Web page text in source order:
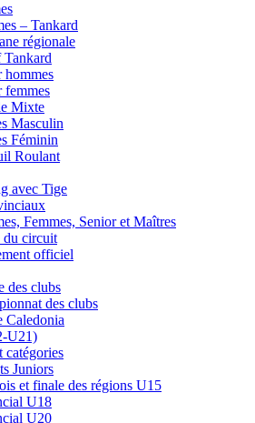
– Tankard
régionale
hommes
femmes
Mixte
Masculin
Féminin
Roulant
avec Tige
Femmes, Senior et Maîtres
du circuit
officiel
des clubs
des clubs
Caledonia
U21)
catégories
Juniors
et finale des régions U15
U18
U20